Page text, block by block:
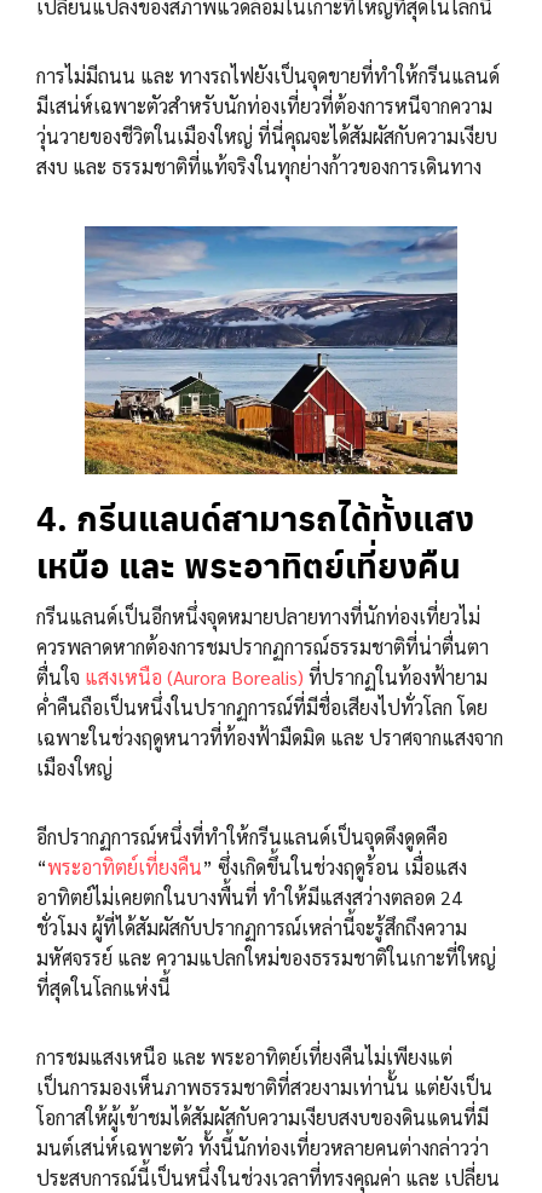
เปลี่ยนแปลงของสภาพแวดล้อมในเกาะที่ใหญ่ที่สุดในโลกนี้
การไม่มีถนน และ ทางรถไฟยังเป็นจุดขายที่ทำให้กรีนแลนด์
มีเสน่ห์เฉพาะตัวสำหรับนักท่องเที่ยวที่ต้องการหนีจากความ
วุ่นวายของชีวิตในเมืองใหญ่ ที่นี่คุณจะได้สัมผัสกับความเงียบ
สงบ และ ธรรมชาติที่แท้จริงในทุกย่างก้าวของการเดินทาง
4. กรีนแลนด์สามารถได้ทั้งแสง
เหนือ และ พระอาทิตย์เที่ยงคืน
กรีนแลนด์เป็นอีกหนึ่งจุดหมายปลายทางที่นักท่องเที่ยวไม่
ควรพลาดหากต้องการชมปรากฏการณ์ธรรมชาติที่น่าตื่นตา
ตื่นใจ แสงเหนือ (Aurora Borealis) ที่ปรากฏในท้องฟ้ายาม
ค่ำคืนถือเป็นหนึ่งในปรากฏการณ์ที่มีชื่อเสียงไปทั่วโลก โดย
เฉพาะในช่วงฤดูหนาวที่ท้องฟ้ามืดมิด และ ปราศจากแสงจาก
เมืองใหญ่
อีกปรากฏการณ์หนึ่งที่ทำให้กรีนแลนด์เป็นจุดดึงดูดคือ
“พระอาทิตย์เที่ยงคืน” ซึ่งเกิดขึ้นในช่วงฤดูร้อน เมื่อแสง
อาทิตย์ไม่เคยตกในบางพื้นที่ ทำให้มีแสงสว่างตลอด 24
ชั่วโมง ผู้ที่ได้สัมผัสกับปรากฏการณ์เหล่านี้จะรู้สึกถึงความ
มหัศจรรย์ และ ความแปลกใหม่ของธรรมชาติในเกาะที่ใหญ่
ที่สุดในโลกแห่งนี้
การชมแสงเหนือ และ พระอาทิตย์เที่ยงคืนไม่เพียงแต่
เป็นการมองเห็นภาพธรรมชาติที่สวยงามเท่านั้น แต่ยังเป็น
โอกาสให้ผู้เข้าชมได้สัมผัสกับความเงียบสงบของดินแดนที่มี
มนต์เสน่ห์เฉพาะตัว ทั้งนี้นักท่องเที่ยวหลายคนต่างกล่าวว่า
ประสบการณ์นี้เป็นหนึ่งในช่วงเวลาที่ทรงคุณค่า และ เปลี่ยน